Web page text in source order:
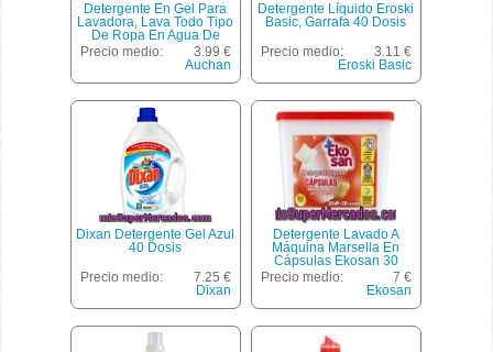
Detergente En Gel Para
Lavadora, Lava Todo Tipo
De Ropa En Agua De
Cualquier Dureza Auchan
27 Lavados (2,025 Litros)
Precio medio:
3.99 €
Auchan
Detergente Líquido Eroski
Basic, Garrafa 40 Dosis
Precio medio:
3.11 €
Eroski Basic
Dixan Detergente Gel Azul
40 Dosis
Precio medio:
7.25 €
Dixan
Detergente Lavado A
Máquina Marsella En
Cápsulas Ekosan 30
Dosis
Precio medio:
7 €
Ekosan